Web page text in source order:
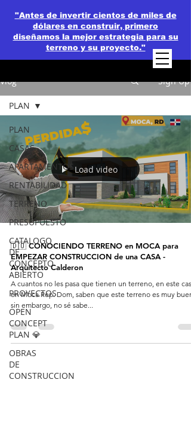
"Antes de invertir cientos de miles de
dólares en construir, primero
diseñamos la mejor estrategia para su
terreno y su proyecto."
Vlog Sign Up
PLAN
CASAS
APARTAMENTOS
RENTABILIDAD
TERRENO
PRESUPUESTO
CATALOGO
DE
CONCEPTO
ABIERTO
PROYECTOS
OPEN
CONCEPT
PLAN 💎
OBRAS
DE
CONSTRUCCION
PLAN
Load video
🇩🇴 CONOCIENDO TERRENO en MOCA para
EMPEZAR CONSTRUCCION de una CASA -
Arquitecto Calderon
A cuantos no les pasa que tienen un terreno, en este caso
en Moca Rep. Dom, saben que este terreno es muy
sin embargo, no sé sabe...